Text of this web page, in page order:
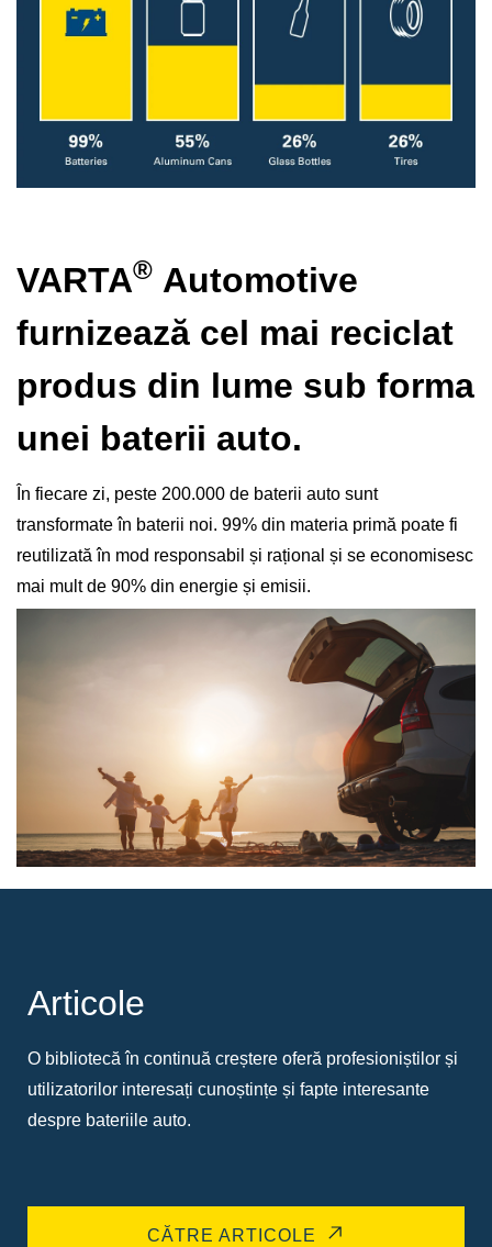
VARTA® Automotive
furnizează cel mai reciclat
produs din lume sub forma
unei baterii auto.
În fiecare zi, peste 200.000 de baterii auto sunt
transformate în baterii noi. 99% din materia primă poate fi
reutilizată în mod responsabil și rațional și se economisesc
mai mult de 90% din energie și emisii.
Articole
O bibliotecă în continuă creștere oferă profesioniștilor și
utilizatorilor interesați cunoștințe și fapte interesante
despre bateriile auto.
CĂTRE ARTICOLE